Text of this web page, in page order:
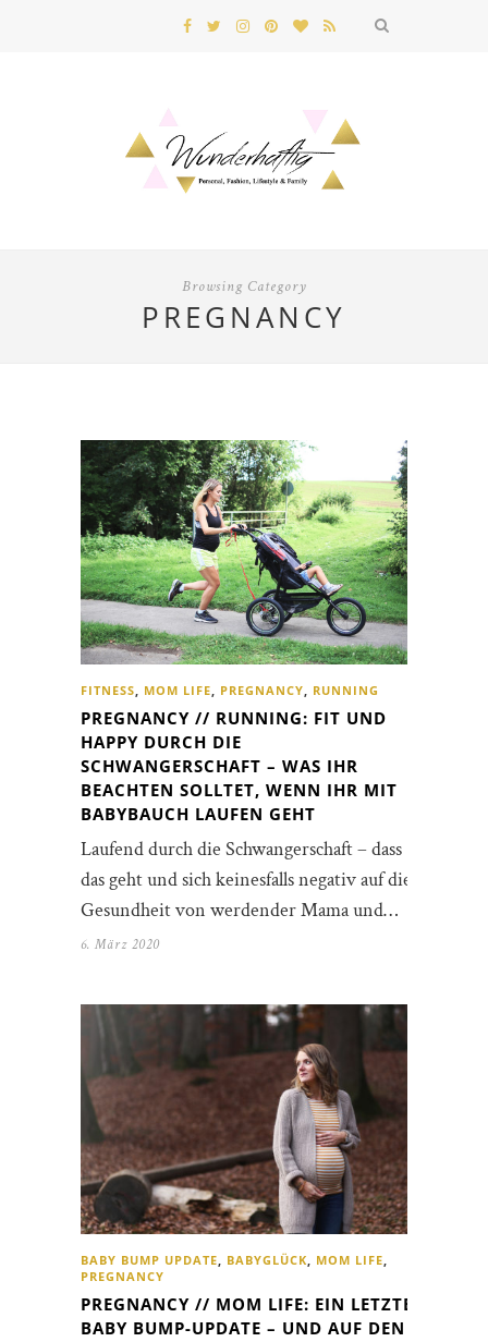
Browsing Category
PREGNANCY
FITNESS, MOM LIFE, PREGNANCY, RUNNING
PREGNANCY // RUNNING: FIT UND
HAPPY DURCH DIE
SCHWANGERSCHAFT – WAS IHR
BEACHTEN SOLLTET, WENN IHR MIT
BABYBAUCH LAUFEN GEHT
Laufend durch die Schwangerschaft – dass
das geht und sich keinesfalls negativ auf die
Gesundheit von werdender Mama und…
6. März 2020
BABY BUMP UPDATE BABYGLÜCK MOM LIFE
PREGNANCY
PREGNANCY // MOM LIFE: EIN LETZTES
BABY BUMP-UPDATE – UND AUF DEN